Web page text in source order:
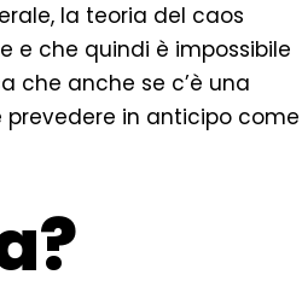
la teoria del caos
e che quindi è impossibile
che anche se c’è una
in anticipo come